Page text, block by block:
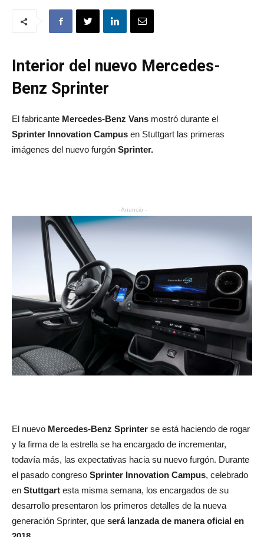
Interior del nuevo Mercedes-
Benz Sprinter
El fabricante Mercedes-Benz Vans mostró durante el
Sprinter Innovation Campus en Stuttgart las primeras
imágenes del nuevo furgón Sprinter.
- Anuncio -
El nuevo Mercedes-Benz Sprinter se está haciendo de rogar
y la firma de la estrella se ha encargado de incrementar,
todavía más, las expectativas hacia su nuevo furgón. Durante
el pasado congreso Sprinter Innovation Campus, celebrado
en Stuttgart esta misma semana, los encargados de su
desarrollo presentaron los primeros detalles de la nueva
generación Sprinter, que será lanzada de manera oficial en